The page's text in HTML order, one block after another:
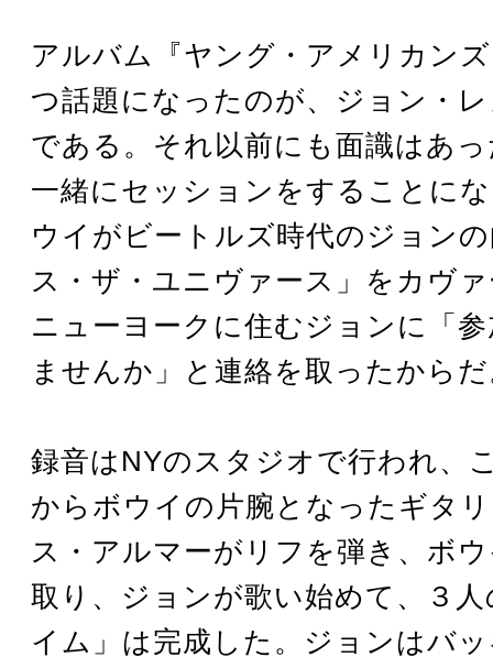
アルバム『ヤング・アメリカン
つ話題になったのが、ジョン・
である。それ以前にも面識はあ
一緒にセッションをすることに
ウイがビートルズ時代のジョン
ス・ザ・ユニヴァース」をカヴ
ニューヨークに住むジョンに「
ませんか」と連絡を取ったから
録音はNYのスタジオで行われ、
からボウイの片腕となったギタ
ス・アルマーがリフを弾き、ボ
取り、ジョンが歌い始めて、３
イム」は完成した。ジョンはバ